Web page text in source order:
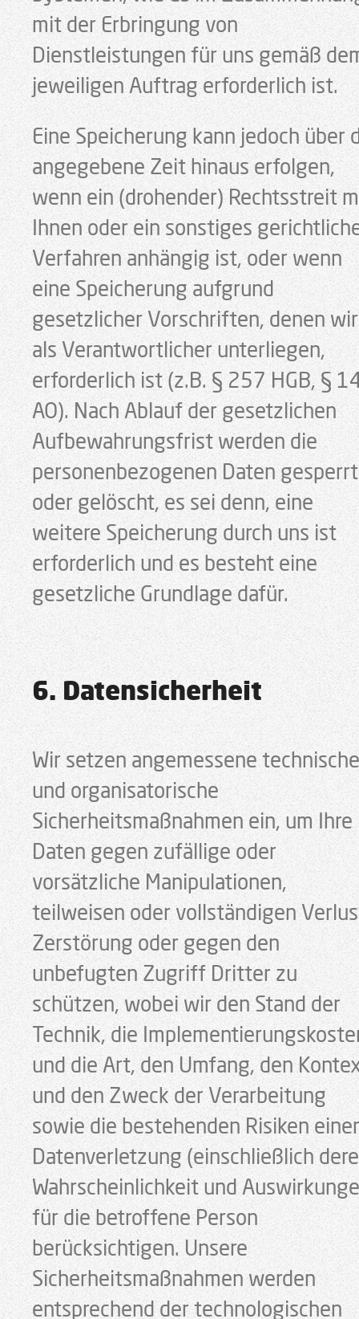
mit der Erbringung von
Dienstleistungen für uns gemäß
jeweiligen Auftrag erforderlich ist.
Eine Speicherung kann jedoch über
angegebene Zeit hinaus erfolgen,
wenn ein (drohender) Rechtsstreit
Ihnen oder ein sonstiges
Verfahren anhängig ist, oder wenn
eine Speicherung aufgrund
gesetzlicher Vorschriften, denen wir
als Verantwortlicher unterliegen,
erforderlich ist (z.B. § 257 HGB, §
AO). Nach Ablauf der gesetzlichen
Aufbewahrungsfrist werden die
personenbezogenen Daten gesperrt
oder gelöscht, es sei denn, eine
weitere Speicherung durch uns ist
erforderlich und es besteht eine
gesetzliche Grundlage dafür.
6. Datensicherheit
Wir setzen angemessene technische
und organisatorische
Sicherheitsmaßnahmen ein, um Ihre
Daten gegen zufällige oder
vorsätzliche Manipulationen,
teilweisen oder vollständigen
Zerstörung oder gegen den
unbefugten Zugriff Dritter zu
schützen, wobei wir den Stand der
Technik, die
und die Art, den Umfang, den
und den Zweck der Verarbeitung
sowie die bestehenden Risiken einer
Datenverletzung (einschließlich
Wahrscheinlichkeit und
für die betroffene Person
berücksichtigen. Unsere
Sicherheitsmaßnahmen werden
entsprechend der technologischen